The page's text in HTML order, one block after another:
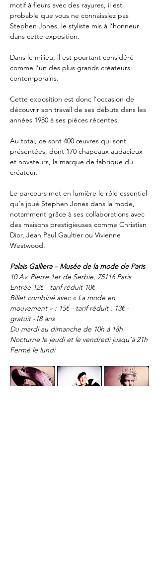
motif à fleurs avec des rayures, il est
probable que vous ne connaissiez pas
Stephen Jones, le styliste mis à l’honneur
dans cette exposition.
Dans le milieu, il est pourtant considéré
comme l’un des plus grands créateurs
contemporains.
Cette exposition est donc l’occasion de
découvrir son travail de ses débuts dans les
années 1980 à ses pièces récentes.
Au total, ce sont 400 œuvres qui sont
présentées, dont 170 chapeaux audacieux
et novateurs, la marque de fabrique du
créateur.
Le parcours met en lumière le rôle essentiel
qu’a joué Stephen Jones dans la mode,
notamment grâce à ses collaborations avec
des maisons prestigieuses comme Christian
Dior, Jean Paul Gaultier ou Vivienne
Westwood.
Palais Galliera – Musée de la mode de Paris
10 Av. Pierre 1er de Serbie, 75116 Paris
Entrée 12€ - tarif réduit 10€
Billet combiné avec « La mode en
mouvement » : 15€ - tarif réduit : 13€ -
gratuit -18 ans
Du mardi au dimanche de 10h à 18h
Nocturne le jeudi et le vendredi jusqu’à 21h
Fermé le lundi